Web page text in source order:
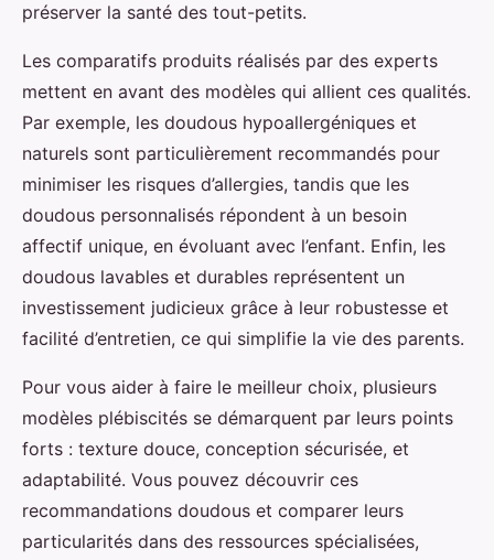
préserver la santé des tout-petits.
Les comparatifs produits réalisés par des experts
mettent en avant des modèles qui allient ces qualités.
Par exemple, les doudous hypoallergéniques et
naturels sont particulièrement recommandés pour
minimiser les risques d’allergies, tandis que les
doudous personnalisés répondent à un besoin
affectif unique, en évoluant avec l’enfant. Enfin, les
doudous lavables et durables représentent un
investissement judicieux grâce à leur robustesse et
facilité d’entretien, ce qui simplifie la vie des parents.
Pour vous aider à faire le meilleur choix, plusieurs
modèles plébiscités se démarquent par leurs points
forts : texture douce, conception sécurisée, et
adaptabilité. Vous pouvez découvrir ces
recommandations doudous et comparer leurs
particularités dans des ressources spécialisées,